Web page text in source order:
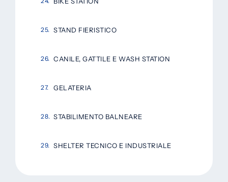
STAND FIERISTICO
CANILE, GATTILE E WASH STATION
GELATERIA
STABILIMENTO BALNEARE
SHELTER TECNICO E INDUSTRIALE